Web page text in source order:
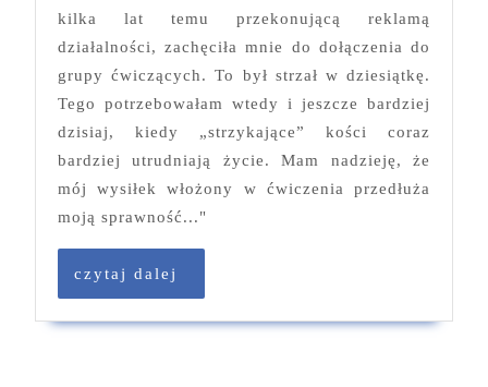
kilka lat temu przekonującą reklamą
działalności, zachęciła mnie do dołączenia do
grupy ćwiczących. To był strzał w dziesiątkę.
Tego potrzebowałam wtedy i jeszcze bardziej
dzisiaj, kiedy „strzykające” kości coraz
bardziej utrudniają życie. Mam nadzieję, że
mój wysiłek włożony w ćwiczenia przedłuża
moją sprawność..."
czytaj dalej
dalej